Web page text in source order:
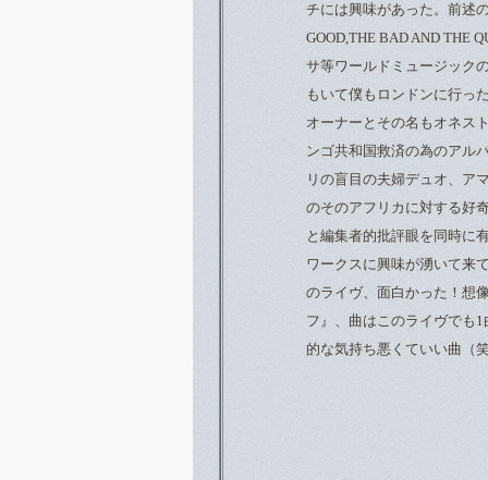
チには興味があった。前述
GOOD,THE BAD AND THE
サ等ワールドミュージック
もいて僕もロンドンに行っ
オーナーとその名もオネス
ンゴ共和国救済の為のアル
リの盲目の夫婦デュオ、ア
のそのアフリカに対する好
と編集者的批評眼を同時に
ワークスに興味が湧いて来
のライヴ、面白かった！想
フ』、曲はこのライヴでも
的な気持ち悪くていい曲（